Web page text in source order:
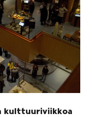
kulttuuriviikkoa